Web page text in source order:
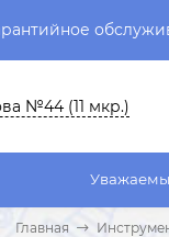
№44 (11 мкр.)
Уважаемые
Главная